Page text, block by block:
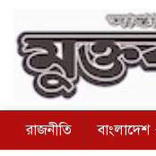
রাজনীতি বাংলাদেশ